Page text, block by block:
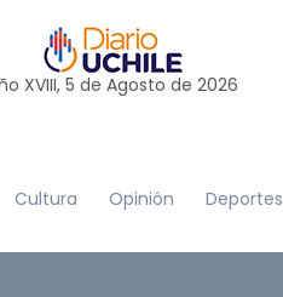
XVIII, 5 de Agosto de 2026
Cultura Opinión Deportes